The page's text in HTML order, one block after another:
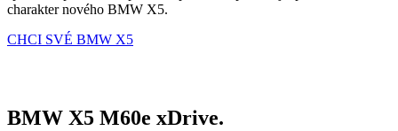
charakter nového BMW X5.
CHCI SVÉ BMW X5
BMW X5 M60e xDrive.